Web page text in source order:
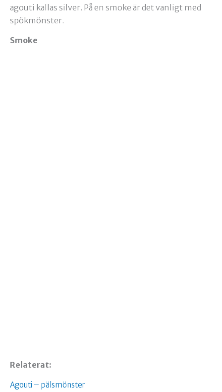
agouti kallas silver. På en smoke är det vanligt med
spökmönster.
Smoke
Relaterat:
Agouti – pälsmönster